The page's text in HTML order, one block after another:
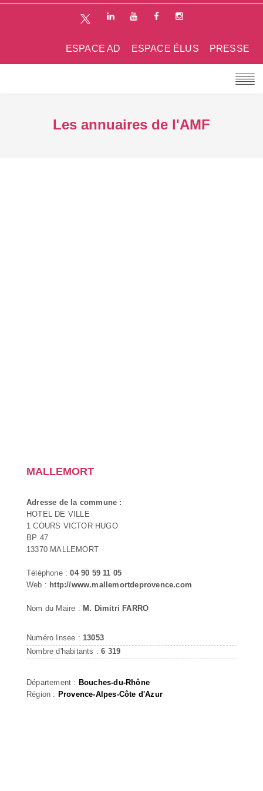
PRESSE
ESPACE ÉLUS
ESPACE AD
Les annuaires de l'AMF
MALLEMORT
Adresse de la commune :
HOTEL DE VILLE
1 COURS VICTOR HUGO
BP 47
13370 MALLEMORT
Téléphone :04 90 59 11 05
Web : http://www.mallemortdeprovence.com
Nom du Maire : M. Dimitri FARRO
Numéro Insee : 13053
Nombre d'habitants :6 319
Département : Bouches-du-Rhône
Région : Provence-Alpes-Côte d'Azur